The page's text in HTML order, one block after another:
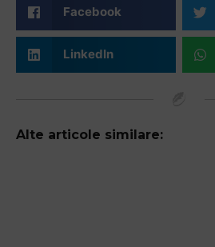
Facebook
LinkedIn
Alte articole similare: